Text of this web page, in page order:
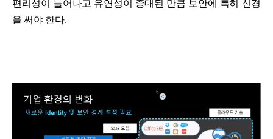
편리성이 늘어나고 유연성이 증대된 만큼 보안에 특히 신경
을 써야 한다.